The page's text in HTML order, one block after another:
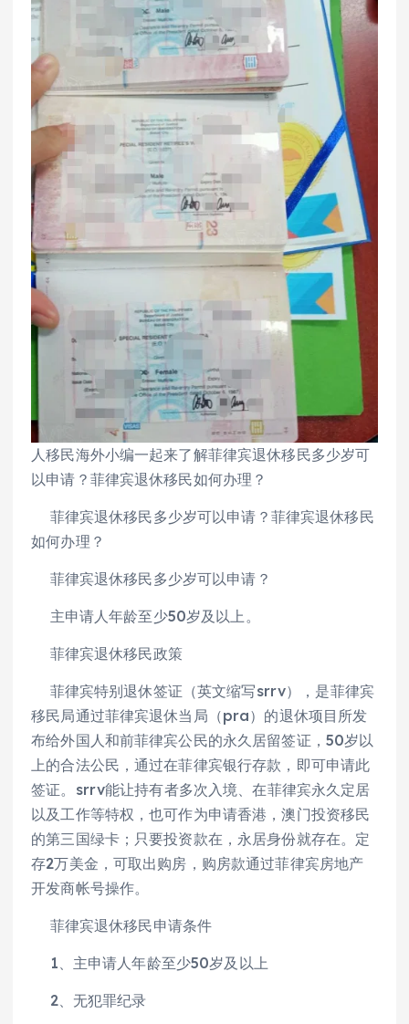
人移民海外小编一起来了解菲律宾退休移民多少岁可
以申请？菲律宾退休移民如何办理？
菲律宾退休移民多少岁可以申请？菲律宾退休移民
如何办理？
菲律宾退休移民多少岁可以申请？
主申请人年龄至少50岁及以上。
菲律宾退休移民政策
菲律宾特别退休签证（英文缩写srrv），是菲律宾
移民局通过菲律宾退休当局（pra）的退休项目所发
布给外国人和前菲律宾公民的永久居留签证，50岁以
上的合法公民，通过在菲律宾银行存款，即可申请此
签证。srrv能让持有者多次入境、在菲律宾永久定居
以及工作等特权，也可作为申请香港，澳门投资移民
的第三国绿卡；只要投资款在，永居身份就存在。定
存2万美金，可取出购房，购房款通过菲律宾房地产
开发商帐号操作。
菲律宾退休移民申请条件
1、主申请人年龄至少50岁及以上
2、无犯罪纪录